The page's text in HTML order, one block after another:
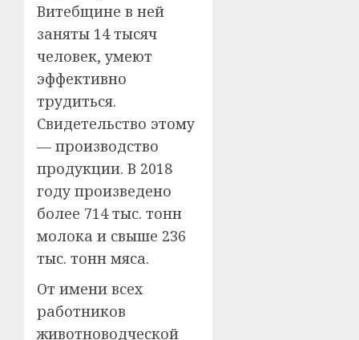
Витебщине в ней
заняты 14 тысяч
человек, умеют
эффективно
трудиться.
Свидетельство этому
— производство
продукции. В 2018
году произведено
более 714 тыс. тонн
молока и свыше 236
тыс. тонн мяса.
От имени всех
работников
животноводческой